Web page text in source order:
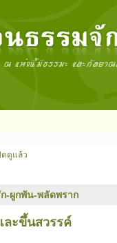
ดดูแล้ว
-ผูกพัน-พลัดพราก
ละขึ้นสวรรค์